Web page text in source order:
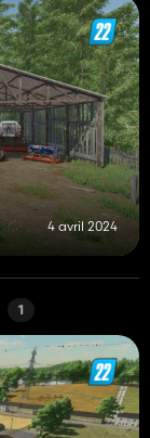
4 avril 2024
1